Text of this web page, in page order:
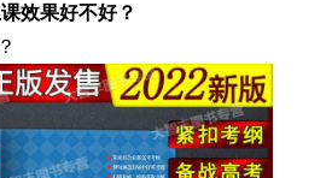
效果好不好？